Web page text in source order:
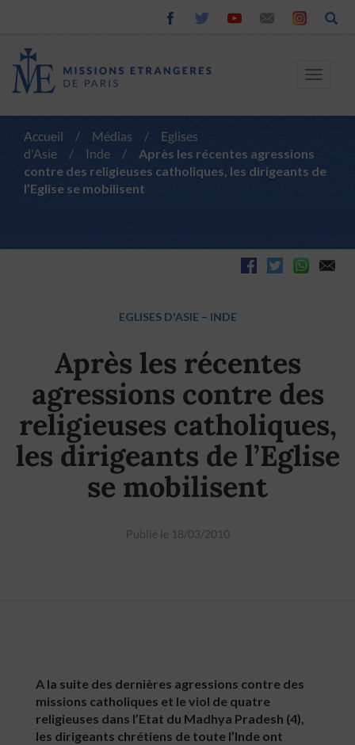
Toggle
Accueil / Médias /
Eglises
d'Asie
/ Inde /
Après les récentes agressions
contre des religieuses catholiques, les dirigeants de
l’Eglise se mobilisent
EGLISES D'ASIE – INDE
Après les récentes
agressions contre des
religieuses catholiques,
les dirigeants de l’Eglise
se mobilisent
Publié le 18/03/2010
A la suite des dernières agressions contre des
missions catholiques et le viol de quatre
religieuses dans l’Etat du Madhya Pradesh (4),
les dirigeants chrétiens de toute l’Inde ont